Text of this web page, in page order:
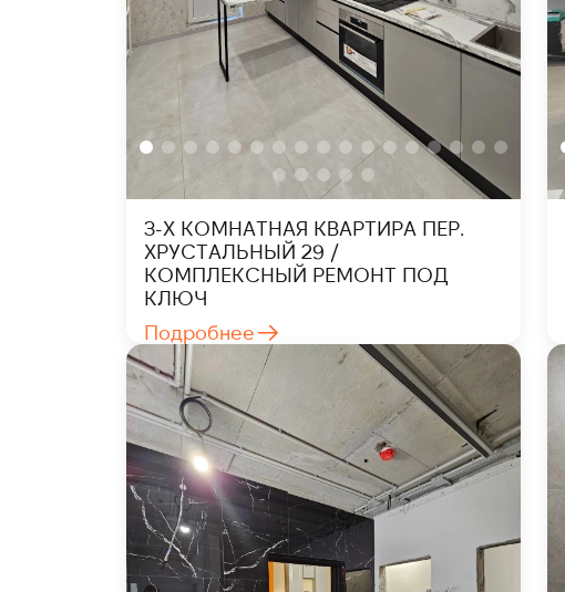
3-Х КОМНАТНАЯ КВАРТИРА ПЕР.
ХРУСТАЛЬНЫЙ 29 /
КОМПЛЕКСНЫЙ РЕМОНТ ПОД
КЛЮЧ
Подробнее